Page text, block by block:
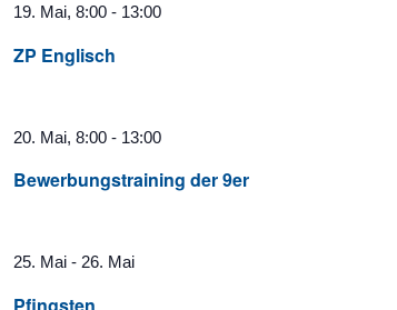
ZP Englisch
19. Mai, 8:00- 13:00
Bewerbungstraining der 9er
20. Mai, 8:00- 13:00
Pfingsten
25. Mai- 26. Mai